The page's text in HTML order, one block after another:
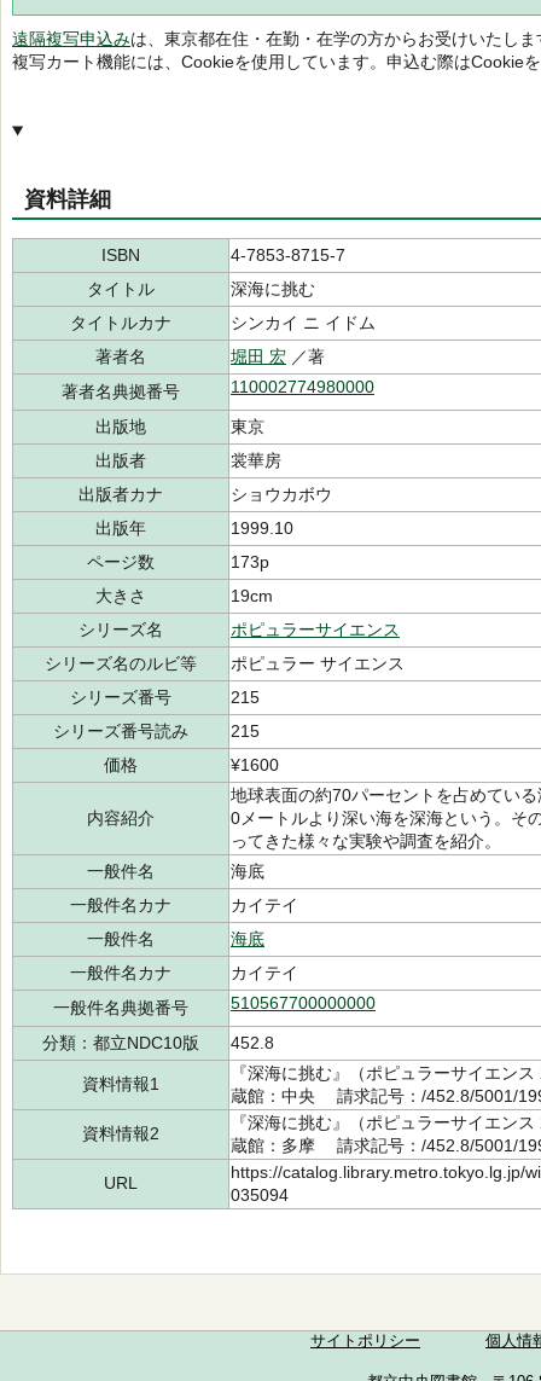
遠隔複写申込みは、東京都在住・在勤・在学の方からお受けいたしま
複写カート機能には、Cookieを使用しています。申込む際はCookie
資料詳細
ISBN
4-7853-8715-7
タイトル
深海に挑む
タイトルカナ
シンカイ ニ イドム
著者名
堀田 宏 ／著
著者名典拠番号
110002774980000
出版地
東京
出版者
裳華房
出版者カナ
ショウカボウ
出版年
1999.10
ページ数
173p
大きさ
19cm
シリーズ名
ポピュラーサイエンス
シリーズ名のルビ等
ポピュラー サイエンス
シリーズ番号
215
シリーズ番号読み
215
価格
¥1600
内容紹介
地球表面の約70パーセントを占めてい
0メートルより深い海を深海という。そ
ってきた様々な実験や調査を紹介。
一般件名
海底
一般件名カナ
カイテイ
一般件名
海底
一般件名カナ
カイテイ
一般件名典拠番号
510567700000000
分類：都立NDC10版 452.8
資料情報1
『深海に挑む』（ポピュラーサイエ
蔵館：中央 請求記号：/452.8/5001/
資料情報2
『深海に挑む』（ポピュラーサイエ
蔵館：多摩 請求記号：/452.8/5001/
URL
https://catalog.library.metro.tokyo.lg.jp/
035094
サイトポリシー 個人情